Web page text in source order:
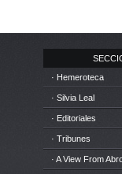
· Hemeroteca
· Silvia Leal
· Editoriales
· Tribunes
· A View From